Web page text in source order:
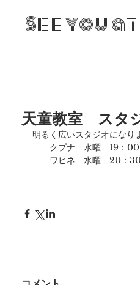
See you
天童教室 スタ
明るく広いスタジオになり
クプナ　水曜　19：
ワヒネ　水曜　20：